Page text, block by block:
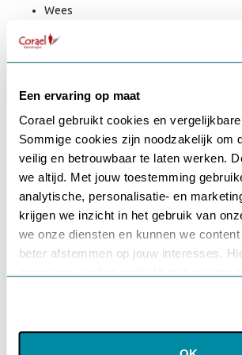
Een ervaring op maat
Corael gebruikt cookies en
Sommige cookies zijn noodzakelijk om
veilig en betrouwbaar te laten werken.
we altijd. Met jouw toestemming
analytische, personalisatie- en
krijgen we inzicht in het gebruik van
we onze diensten en kunnen we
beter afstemmen op jouw interesses.
Klik op ‘OK’ om alle cookies te
noodzakelijk’ om alleen noodzakelijke
Via ‘Voorkeuren instellen’ kun je per
Wees
(WS)
Doe
(DP)
je
best
(DJB)
Maak
voort
(MV)
Wees
Gebruikersnaam of e-mailadres *
Wachtwoord*
Login